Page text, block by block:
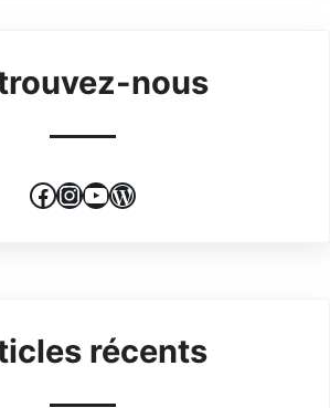
nous
Facebook
Instagram
YouTube
WordPress
récents